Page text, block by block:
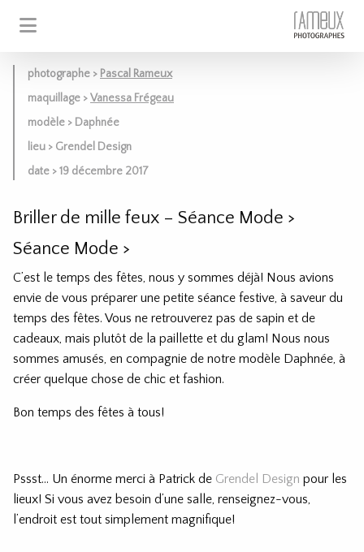
photographe > Pascal Rameux
maquillage >Vanessa Frégeau
modèle > Daphnée
lieu > Grendel Design
date > 19 décembre 2017
Briller de mille feux – Séance Mode >
Séance Mode >
C’est le temps des fêtes, nous y sommes déjà! Nous avions
envie de vous préparer une petite séance festive, à saveur du
temps des fêtes. Vous ne retrouverez pas de sapin et de
cadeaux, mais plutôt de la paillette et du glam! Nous nous
sommes amusés, en compagnie de notre modèle Daphnée, à
créer quelque chose de chic et fashion.
Bon temps des fêtes à tous!
Pssst… Un énorme merci à Patrick de Grendel Design pour les
lieux! Si vous avez besoin d’une salle, renseignez-vous,
l’endroit est tout simplement magnifique!